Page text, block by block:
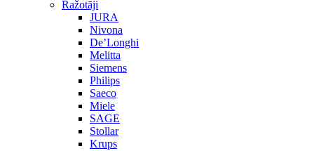
Ražotāji
JURA
Nivona
De’Longhi
Melitta
Siemens
Philips
Saeco
Miele
SAGE
Stollar
Krups